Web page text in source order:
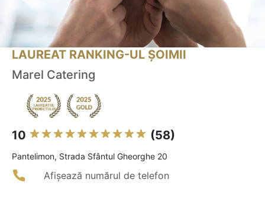
LAUREAT RANKING-UL ȘOIMII
Marel Catering
10 (58)
Pantelimon, Strada Sfântul Gheorghe 20
Afișează numărul de telefon